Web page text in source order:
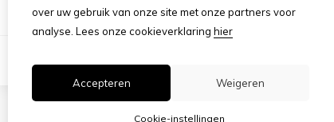
over uw gebruik van onze site met onze partners voor
analyse. Lees onze cookieverklaring hier
Accepteren Weigeren
Cookie-instellingen